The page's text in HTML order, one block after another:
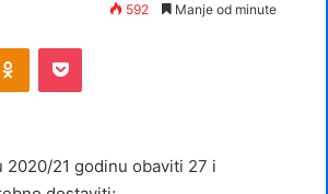
592 Manje od minute
Odnoklassniki
Pocket
2020/21 godinu obaviti 27 i